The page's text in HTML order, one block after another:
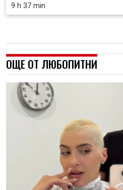
9 h 37 min
ОЩЕ ОТ ЛЮБОПИТНИ